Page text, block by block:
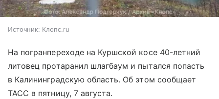
Источник: Клопс.ru
На погранпереходе на Куршской косе 40-летний
литовец протаранил шлагбаум и пытался попасть
в Калининградскую область. Об этом сообщает
ТАСС в пятницу, 7 августа.